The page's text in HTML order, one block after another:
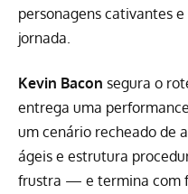
personagens cativantes
jornada.
Kevin Bacon segura o
entrega uma
um cenário recheado de
ágeis e estrutura
frustra — e termina com